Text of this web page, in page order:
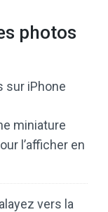
photos
sur iPhone
miniature
l’afficher en
vers la